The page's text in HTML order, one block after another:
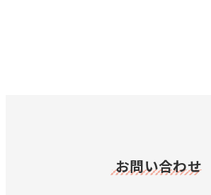
お問い合わせ